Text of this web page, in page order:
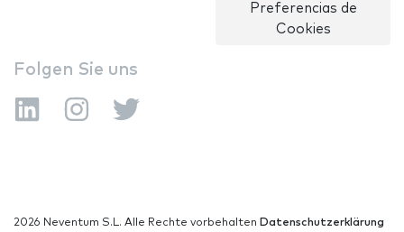
Preferencias de
Cookies
Folgen Sie uns
2026 Neventum S.L. Alle Rechte vorbehalten Datenschutzerklärung